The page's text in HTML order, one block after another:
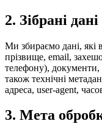
2. Зібрані дані
Ми збираємо дані, які
прізвище, email,
телефону), документи,
також технічні
адреса, user-agent,
3. Мета